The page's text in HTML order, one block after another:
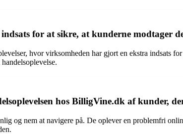
for at sikre, at kunderne modtager
hvor virksomheden har gjort en ekstra indsats
hos BilligVine.dk af kunder,
og nem at navigere på. De oplever en problemfri